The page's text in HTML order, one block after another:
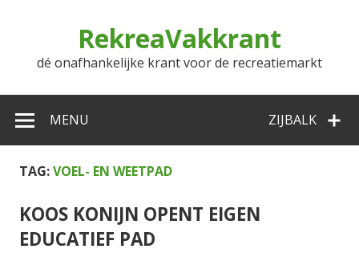
RekreaVakkrant
dé onafhankelijke krant voor de recreatiemarkt
ZIJBALK
MENU
TAG:VOEL- EN WEETPAD
KOOS KONIJN OPENT EIGEN
EDUCATIEF PAD